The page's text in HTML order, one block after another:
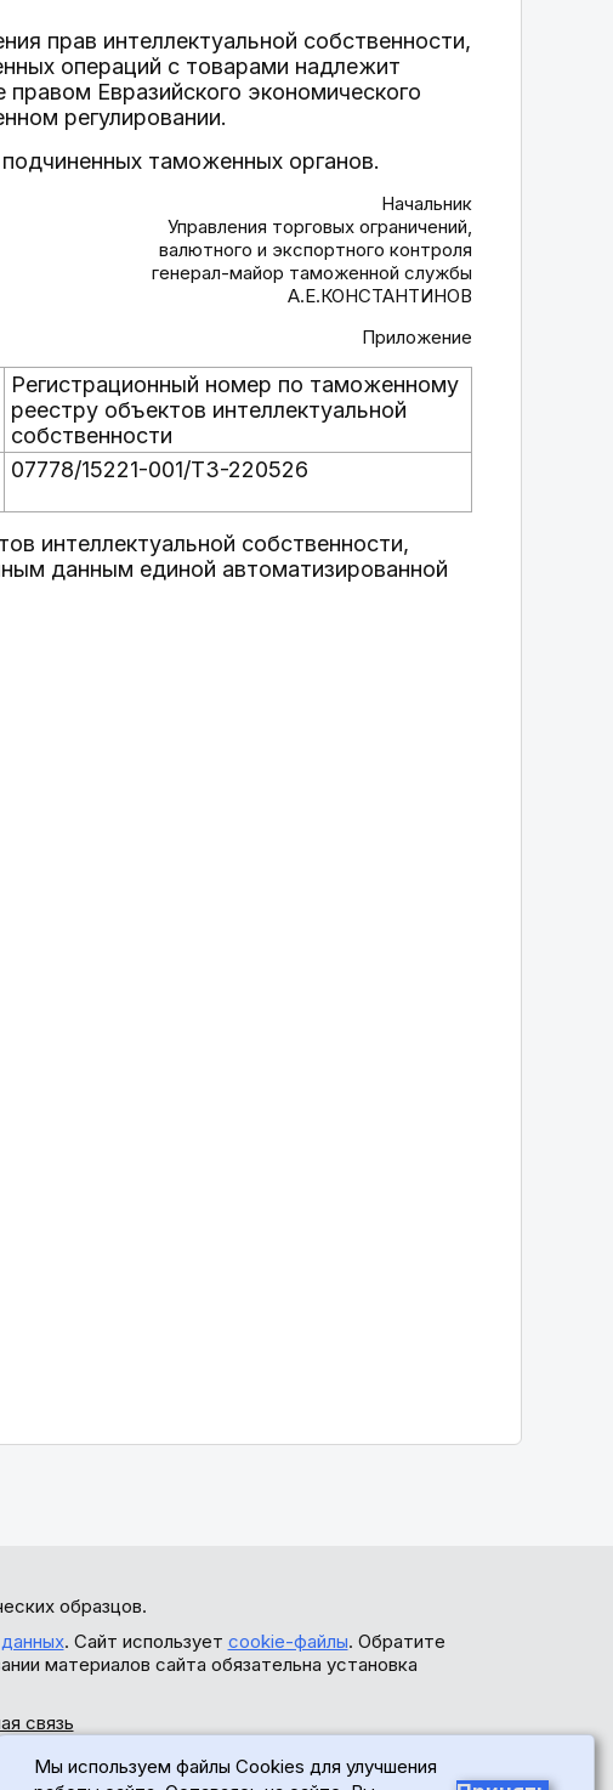
прав интеллектуальной собственности,
операций с товарами надлежит
Евразийского экономического
регулировании.
таможенных органов.
Начальник
Управления торговых ограничений,
валютного и экспортного контроля
генерал-майор таможенной службы
А.Е.КОНСТАНТИНОВ
Приложение
Регистрационный номер по таможенному
реестру объектов интеллектуальной
собственности
07778/15221-001/ТЗ-220526
интеллектуальной собственности,
данным единой автоматизированной
образцов.
. Сайт использует cookie-файлы. Обратите
материалов сайта обязательна установка
связь
Мы используем файлы Cookies для улучшения